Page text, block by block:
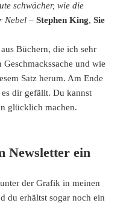
schwächer, wie die
Nebel –Stephen King,Sie
Büchern, die ich sehr
und wie
Satz herum. Am Ende
dir gefällt. Du kannst
glücklich machen.
Newsletter ein
der Grafik in meinen
du erhältst sogar noch ein